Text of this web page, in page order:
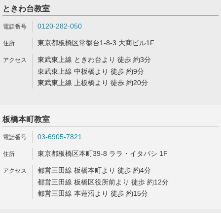
ときわ台教室
0120-282-050
東京都板橋区常盤台1-8-3 大商ビル1F
東武東上線 ときわ台より 徒歩 約3分
東武東上線 中板橋より 徒歩 約9分
東武東上線 上板橋より 徒歩 約20分
板橋本町教室
03-6905-7821
東京都板橋区本町39-8 ララ・イタバシ 1F
都営三田線 板橋本町より 徒歩 約4分
都営三田線 板橋区役所前より 徒歩 約12分
都営三田線 本蓮沼より 徒歩 約15分